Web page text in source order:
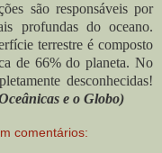
são responsáveis por
profundas do oceano.
terrestre é composto
de 66% do planeta. No
desconhecidas!
e o Globo)
comentários: